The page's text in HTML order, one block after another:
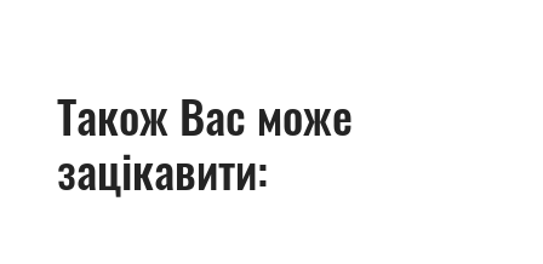
Також Вас може
зацікавити: